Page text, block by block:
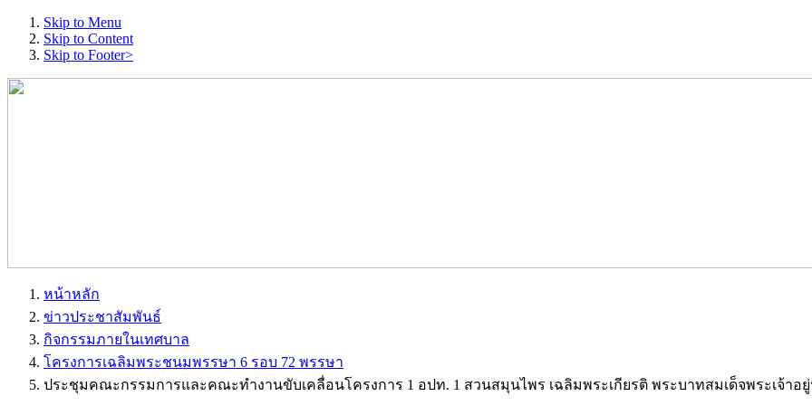
Skip to Menu
Skip to Content
Skip to Footer>
หน้าหลัก
ข่าวประชาสัมพันธ์
กิจกรรมภายในเทศบาล
โครงการเฉลิมพระชนมพรรษา 6 รอบ 72 พรรษา
ประชุมคณะกรรมการและคณะทำงานขับเคลื่อนโครงการ 1 อปท. 1 สวนสมุนไพร เฉลิมพระเกียรติ พระบาทสมเด็จพระเจ้าอ